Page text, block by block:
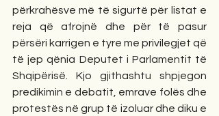
përkrahësve më të sigurtë për listat e
reja që afrojnë dhe për të pasur
përsëri karrigen e tyre me privilegjet që
të jep qënia Deputet i Parlamentit të
Shqipërisë. Kjo gjithashtu shpjegon
predikimin e debatit, emrave folës dhe
protestës në grup të izoluar dhe diku e